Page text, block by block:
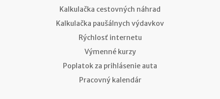
Kalkulačka cestovných náhrad
Kalkulačka paušálnych výdavkov
Rýchlosť internetu
Výmenné kurzy
Poplatok za prihlásenie auta
Pracovný kalendár